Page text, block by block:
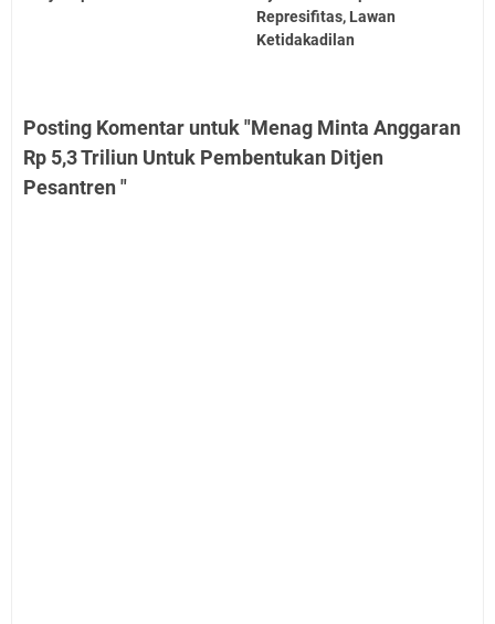
Represifitas, Lawan
Ketidakadilan
Posting Komentar untuk "Menag Minta Anggaran
Rp 5,3 Triliun Untuk Pembentukan Ditjen
Pesantren "